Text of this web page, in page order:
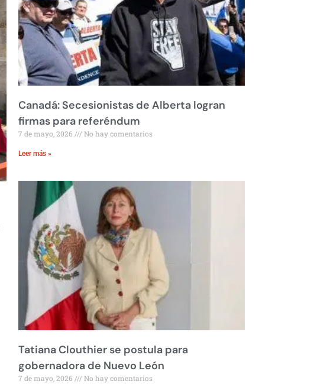
Canadá: Secesionistas de Alberta logran
firmas para referéndum
7 de mayo, 2026 No hay comentarios
Leer más »
Tatiana Clouthier se postula para
gobernadora de Nuevo León
7 de mayo, 2026 No hay comentarios